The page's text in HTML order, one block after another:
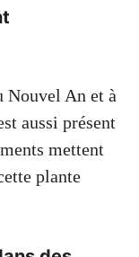
Nouvel An et à
aussi présent
mettent
plante